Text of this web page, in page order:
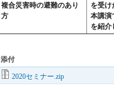
複合災害時の避難のあり
方​
を受け
本講演
を紹介
添付
2020セミナー.zip